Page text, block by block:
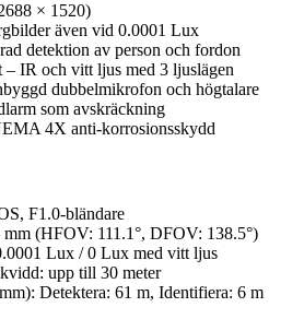
× 1520)
även vid 0.0001 Lux
detektion av person och fordon
IR och vitt ljus med 3 ljuslägen
dubbelmikrofon och högtalare
som avskräckning
4X anti-korrosionsskydd
F1.0-bländare
mm (HFOV: 111.1°, DFOV: 138.5°)
Lux / 0 Lux med vitt ljus
upp till 30 meter
Detektera: 61 m, Identifiera: 6 m